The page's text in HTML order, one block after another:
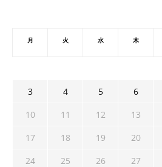
月 火 水 木
3
4 5 6
10
11 12 13
17
18 19 20
24
25 26 27